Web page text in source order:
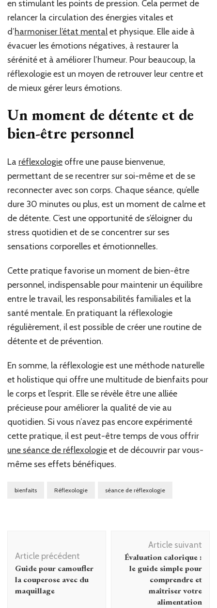
en stimulant les points de pression. Cela permet de
relancer la circulation des énergies vitales et
d’harmoniser l’état mentalet physique. Elle aide à
évacuer les émotions négatives, à restaurer la
sérénité et à améliorer l’humeur. Pour beaucoup, la
réflexologie est un moyen de retrouver leur centre et
de mieux gérer leurs émotions.
Un moment de détente et de
bien-être personnel
La réflexologie offre une pause bienvenue,
permettant de se recentrer sur soi-même et de se
reconnecter avec son corps. Chaque séance, qu’elle
dure 30 minutes ou plus, est un moment de calme et
de détente. C’est une opportunité de s’éloigner du
stress quotidien et de se concentrer sur ses
sensations corporelles et émotionnelles.
Cette pratique favorise un moment de bien-être
personnel, indispensable pour maintenir un équilibre
entre le travail, les responsabilités familiales et la
santé mentale. En pratiquant la réflexologie
régulièrement, il est possible de créer une routine de
détente et de prévention.
En somme, la réflexologie est une méthode naturelle
et holistique qui offre une multitude de bienfaits pour
le corps et l’esprit. Elle se révèle être une alliée
précieuse pour améliorer la qualité de vie au
quotidien. Si vous n’avez pas encore expérimenté
cette pratique, il est peut-être temps de vous offrir
une séance de réflexologieet de découvrir par vous-
même ses effets bénéfiques.
bienfaits Réflexologie séance de réflexologie
d'article
Article précédent
Guide pour camoufler
la couperose avec du
maquillage
Article suivant
Évaluation calorique :
le guide simple pour
comprendre et
maîtriser votre
alimentation